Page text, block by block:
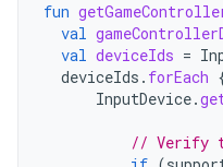
fun
val
val deviceIds =
deviceIds . forEach
InputDevice.
// Verify